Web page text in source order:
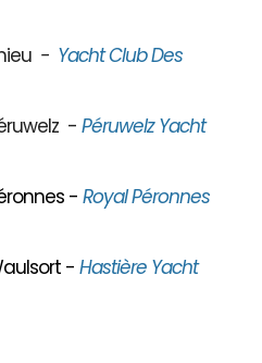
- Yacht Club Des
- Péruwelz Yacht
- Royal Péronnes
- Hastière Yacht